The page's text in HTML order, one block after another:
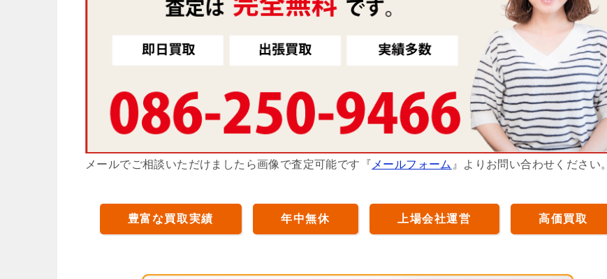
メールでご相談いただけましたら画像で査定可能です『 メールフォーム 』よりお問い合わせください。
豊富な買取実績 年中無休 上場会社運営 高価買取